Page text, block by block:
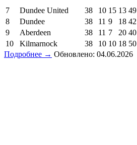
7 Dundee United 38 10 15 13 49
8
Dundee 38 11 9 18 42
9
Aberdeen 38 11 7 20 40
10
Kilmarnock 38 10 10 18 50
Подробнее → Обновлено: 04.06.2026